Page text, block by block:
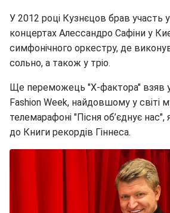
У 2012 році Кузнєцов брав участь
концертах Алессандро Сафіни у
симфонічного оркестру, де
сольно, а також у тріо.
Ще переможець "Х-фактора" взяв
Fashion Week, найдовшому у світі
телемарафоні "Пісня об’єднує
до Книги рекордів Гіннеса.